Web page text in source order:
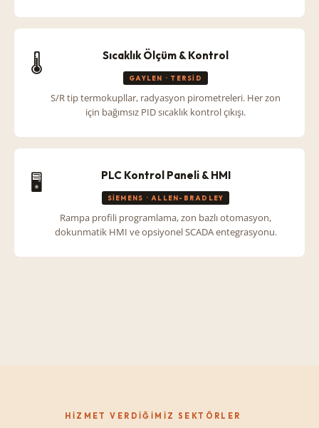
🌡️ Sıcaklık Ölçüm & Kontrol
GAYLEN · TERSID
S/R tip termokupllar, radyasyon pirometreleri. Her zon
için bağımsız PID sıcaklık kontrol çıkışı.
🖥️ PLC Kontrol Paneli & HMI
SIEMENS · ALLEN-BRADLEY
Rampa profili programlama, zon bazlı otomasyon,
dokunmatik HMI ve opsiyonel SCADA entegrasyonu.
HIZMET VERDIĞIMIZ SEKTÖRLER